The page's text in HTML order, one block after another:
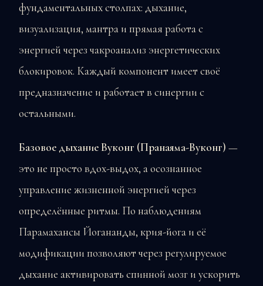
фундаментальных столпах: дыхание,
визуализация, мантра и прямая работа с
энергией через чакроанализ энергетических
блокировок. Каждый компонент имеет своё
предназначение и работает в синергии с
остальными.
Базовое дыхание Вуконг (Пранаяма-Вуконг) —
это не просто вдох-выдох, а осознанное
управление жизненной энергией через
определённые ритмы. По наблюдениям
Парамахансы Йогананды, крия-йога и её
модификации позволяют через регулируемое
дыхание активировать спинной мозг и ускорить